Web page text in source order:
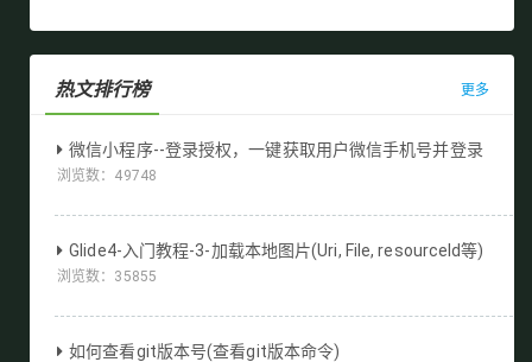
热文排行榜 更多
微信小程序--登录授权，一键获取用户微信手机号并登录
浏览数： 49748
Glide4-入门教程-3-加载本地图片(Uri, File, resourceId等)
浏览数： 35855
如何查看git版本号(查看git版本命令)